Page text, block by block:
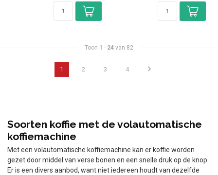
Toon 1 - 24 van 82
1 2 3 4
Soorten koffie met de volautomatische
koffiemachine
Met een volautomatische koffiemachine kan er koffie worden
gezet door middel van verse bonen en een snelle druk op de knop.
Er is een divers aanbod, want niet iedereen houdt van dezelfde